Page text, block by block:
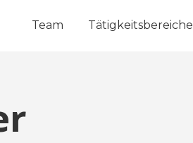
Team Tätigkeitsbereiche